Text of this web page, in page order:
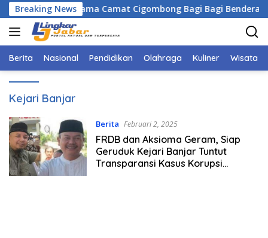
Langsung
ke
konten
Breaking News
Bogor Bersama Camat Cigombong Bagi Bagi Bendera
Berita Nasional Pendidikan Olahraga Kuliner Wisata
Kejari Banjar
Berita Februari 2, 2025
FRDB dan Aksioma Geram, Siap
Geruduk Kejari Banjar Tuntut
Transparansi Kasus Korupsi